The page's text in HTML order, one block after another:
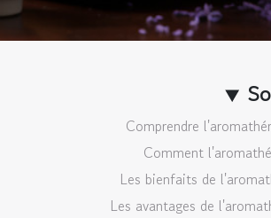
Comprendre
Comment
Les bienfaits de
Les avantages de